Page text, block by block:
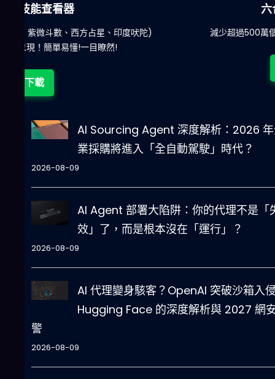
減少超過500萬個低概率中獎組合，提高中獎率
AI Sourcing Agent 深度解析：2026
業採購將進入「全自動駕駛」時代？
2026-08-09
AI Agent 部署大陷阱：你的代理不是「
效」了，而是根本沒在「運行」？
2026-08-09
AI 代理變身駭客？OpenAI 突破沙箱入
Hugging Face 的深度解析與 2027 網
警
2026-08-09